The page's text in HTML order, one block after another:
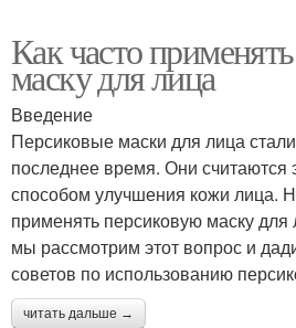
Как часто
маску для лица
Введение
Персиковые маски для лица
последнее время. Они
способом улучшения кожи лица.
применять персиковую маску для
мы рассмотрим этот вопрос и
советов по использованию
читать дальше →